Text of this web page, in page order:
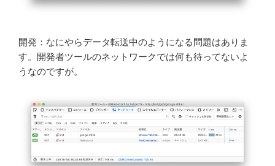
開発：なにやらデータ転送中のようになる問題はありま
す。開発者ツールのネットワークでは何も待ってないよ
うなのですが。